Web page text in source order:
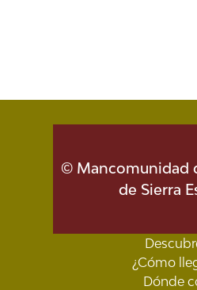
© Mancomunidad
de Sierra
¿Cómo
Dónde